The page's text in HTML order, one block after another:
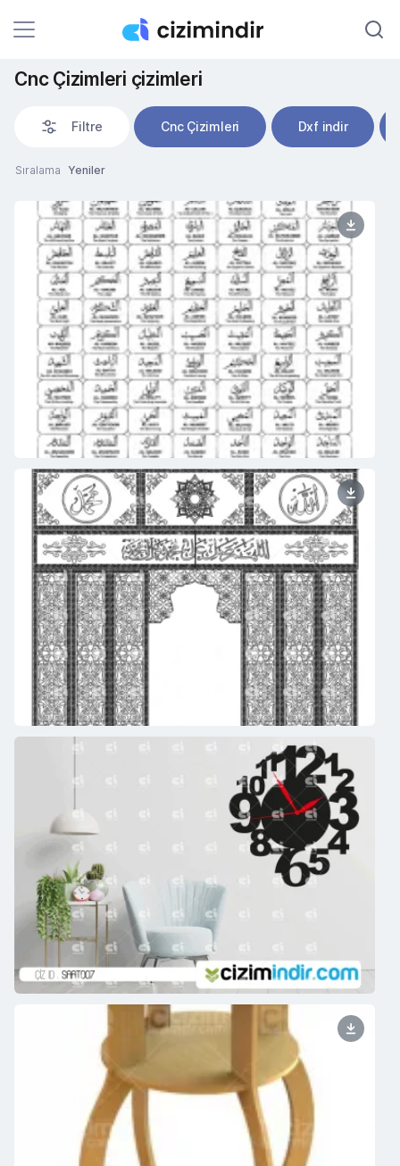
Cnc Çizimleri çizimleri
Filtre Cnc Çizimleri Dxf indir
Sıralama Yeniler